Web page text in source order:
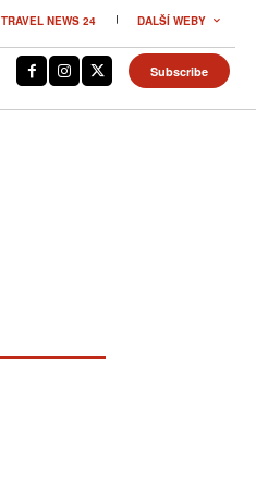
TRAVEL NEWS 24 DALŠÍ WEBY
Subscribe